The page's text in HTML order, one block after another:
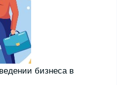
бизнеса в